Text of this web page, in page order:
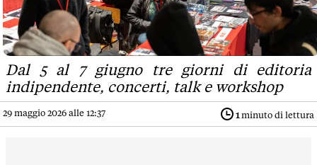
Dal 5 al 7 giugno tre giorni di editoria
indipendente, concerti, talk e workshop
29 maggio 2026 alle 12:37 1minuto di lettura